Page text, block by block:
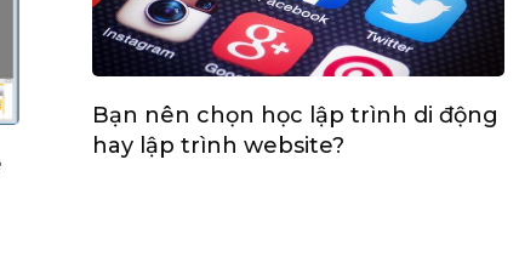
Bạn nên chọn học lập trình di động
hay lập trình website?